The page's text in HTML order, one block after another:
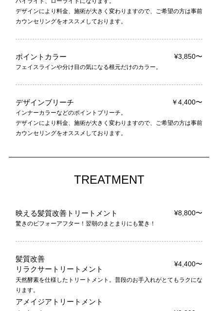
デザインにより料金、施術が大きく変わりますので、ご希望の方は事前
カウンセリングをオススメしております。
ポイントカラー
フェイスラインや分け目の気になる根元だけのカラー。
¥3,850〜
デザインブリーチ
インナーカラーなどのポイントブリーチ。
デザインにより料金、施術が大きく変わりますので、ご希望の方は事前
カウンセリングをオススメしております。
￥4,400〜
TREATMENT
映える髪質改善トリートメント
驚きのビフォーアフター！翌朝のまとまりにも驚き！
¥8,800〜
髪質改善
リラクサートリートメント
天然酵素を仕様したトリートメント。普段のお手入れがとてもラクにな
ります。
¥4,400〜
アメイジアトリートメント